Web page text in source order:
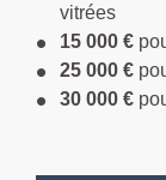
vitrées
15 000 €
25 000 €
30 000 €